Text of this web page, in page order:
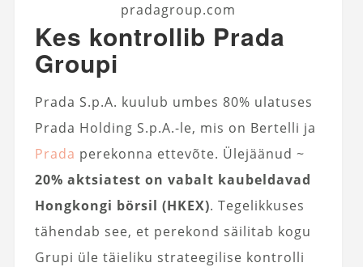
pradagroup.com
Kes kontrollib Prada
Groupi
Prada S.p.A. kuulub umbes 80% ulatuses
Prada Holding S.p.A.-le, mis on Bertelli ja
Prada perekonna ettevõte. Ülejäänud ~
20% aktsiatest on vabalt kaubeldavad
Hongkongi börsil (HKEX). Tegelikkuses
tähendab see, et perekond säilitab kogu
Grupi üle täieliku strateegilise kontrolli